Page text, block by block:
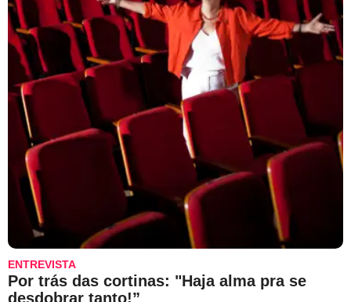
ENTREVISTA
Por trás das cortinas: "Haja alma pra se
desdobrar tanto!”